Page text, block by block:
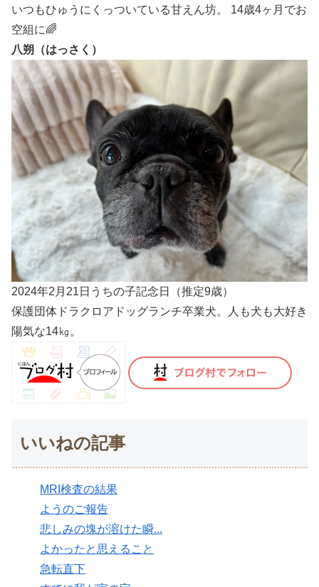
いつもひゅうにくっついている甘えん坊。 14歳4ヶ月でお
空組に🌈
八朔（はっさく）
2024年2月21日うちの子記念日（推定9歳）
保護団体ドラクロアドッグランチ卒業犬。人も犬も大好き
陽気な14㎏。
いいねの記事
MRI検査の結果
ようのご報告
悲しみの塊が溶けた瞬...
よかったと思えること
急転直下